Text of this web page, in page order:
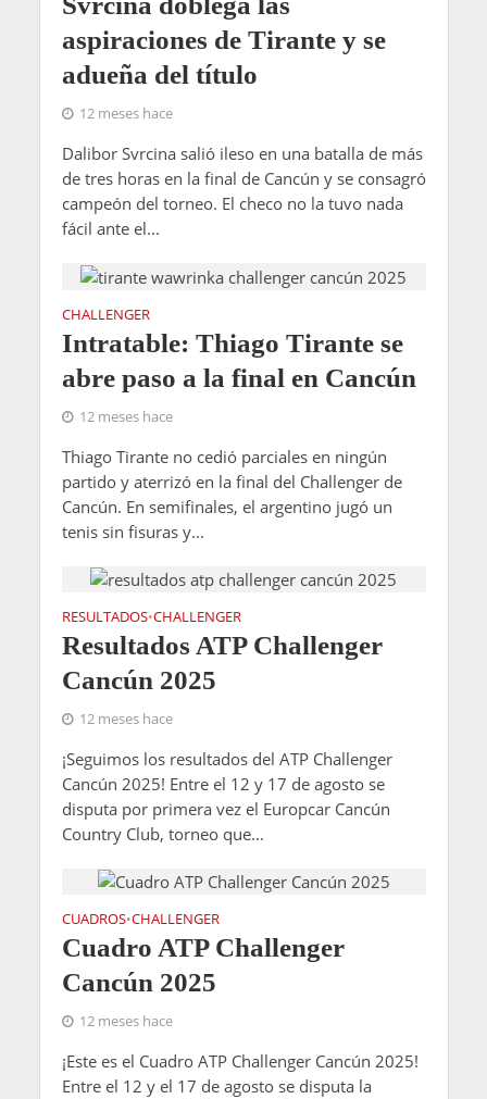
aspiraciones de Tirante y se
adueña del título
12 meses hace
Dalibor Svrcina salió ileso en una batalla de más
de tres horas en la final de Cancún y se consagró
campeón del torneo. El checo no la tuvo nada
fácil ante el...
CHALLENGER
Intratable: Thiago Tirante se
abre paso a la final en Cancún
12 meses hace
Thiago Tirante no cedió parciales en ningún
partido y aterrizó en la final del Challenger de
Cancún. En semifinales, el argentino jugó un
tenis sin fisuras y...
RESULTADOS•CHALLENGER
Resultados ATP Challenger
Cancún 2025
12 meses hace
¡Seguimos los resultados del ATP Challenger
Cancún 2025! Entre el 12 y 17 de agosto se
disputa por primera vez el Europcar Cancún
Country Club, torneo que...
CUADROS•CHALLENGER
Cuadro ATP Challenger
Cancún 2025
12 meses hace
¡Este es el Cuadro ATP Challenger Cancún 2025!
Entre el 12 y el 17 de agosto se disputa la